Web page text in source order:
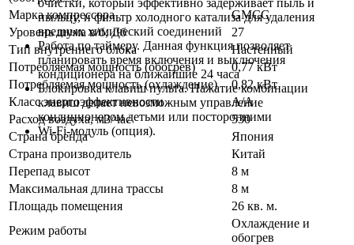
очистки, который эффективно задерживает пыль и
пыльцу, и фильтр холодного катализа для удаления
вредных химический соединений
Работа по таймеру. Данная функция позволяет
планировать время включения и выключения
кондиционера на ближайшие 24 часа
Блокировка клавиш пульта. Нажатие комбинации
клавиш делает невозможным управление
кондиционером детьми или посторонними
Wi-Fi-модуль (опция).
Марка компрессора
GMCC
Уровень шума в/б, Дб
27
Тип внутреннего блока
Настенный
Потребляемая мощность (обогрев)
0,77 кВт
Потребляемая мощность (охлаждение)
0,82 кВт
Класс энергоэффективности
A/A
Расход воздуха, м3/час
530
Страна бренда
Япония
Страна производитель
Китай
Перепад высот
8 м
Максимальная длина трассы
8 м
Площадь помещения
26 кв. м.
Режим работы
Охлаждение и
обогрев